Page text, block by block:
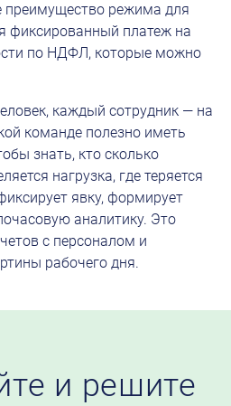
преимущество режима для
фиксированный платеж на
по НДФЛ, которые можно
каждый сотрудник — на
команде полезно иметь
знать, кто сколько
нагрузка, где теряется
явку, формирует
аналитику. Это
с персоналом и
рабочего дня.
и решите